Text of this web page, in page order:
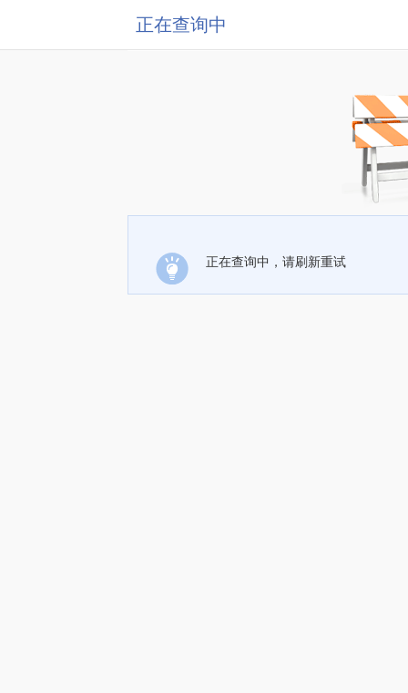
正在查询中
正在查询中，请刷新重试